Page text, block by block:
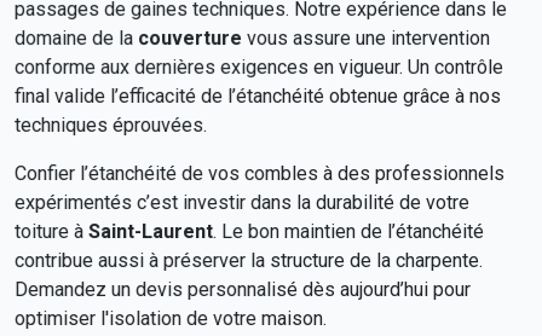
passages de gaines techniques. Notre expérience dans le
domaine de la couverture vous assure une intervention
conforme aux dernières exigences en vigueur. Un contrôle
final valide l’efficacité de l’étanchéité obtenue grâce à nos
techniques éprouvées.
Confier l’étanchéité de vos combles à des professionnels
expérimentés c’est investir dans la durabilité de votre
toiture à Saint-Laurent. Le bon maintien de l’étanchéité
contribue aussi à préserver la structure de la charpente.
Demandez un devis personnalisé dès aujourd’hui pour
optimiser l'isolation de votre maison.